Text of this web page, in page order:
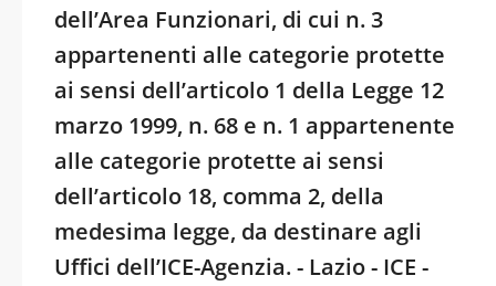
dell’Area Funzionari, di cui n. 3
appartenenti alle categorie protette
ai sensi dell’articolo 1 della Legge 12
marzo 1999, n. 68 e n. 1 appartenente
alle categorie protette ai sensi
dell’articolo 18, comma 2, della
medesima legge, da destinare agli
Uffici dell’ICE-Agenzia. - Lazio - ICE -